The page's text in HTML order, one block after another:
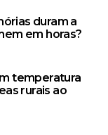
duram a
em horas?
temperatura
rurais ao